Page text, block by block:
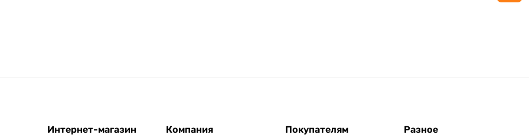
Интернет-магазин
Компания
Покупателям
Разное